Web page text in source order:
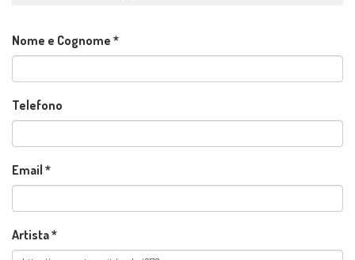
Nome e Cognome *
Telefono
Email *
Artista*